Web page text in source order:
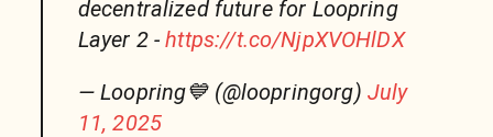
decentralized future for Loopring
Layer 2 -https://t.co/NjpXVOHlDX
— Loopring💙 (@loopringorg) July
11, 2025